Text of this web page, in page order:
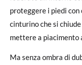
proteggere i piedi con
cinturino che si
mettere a piacimento
Ma senza ombra di